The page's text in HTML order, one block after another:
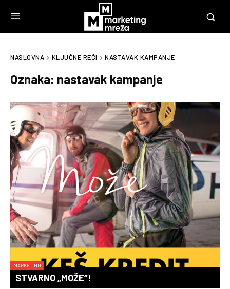
NASLOVNA KLJUČNE REČI NASTAVAK KAMPANJE
Oznaka: nastavak kampanje
MARKETING
STVARNO „MOŽE“!